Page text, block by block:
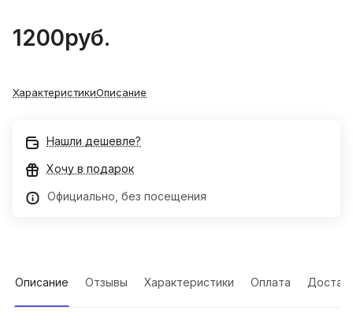
1200руб.
ХарактеристикиОписание
Нашли дешевле?
Хочу в подарок
Официально, без посещения
Описание Отзывы Характеристики Оплата